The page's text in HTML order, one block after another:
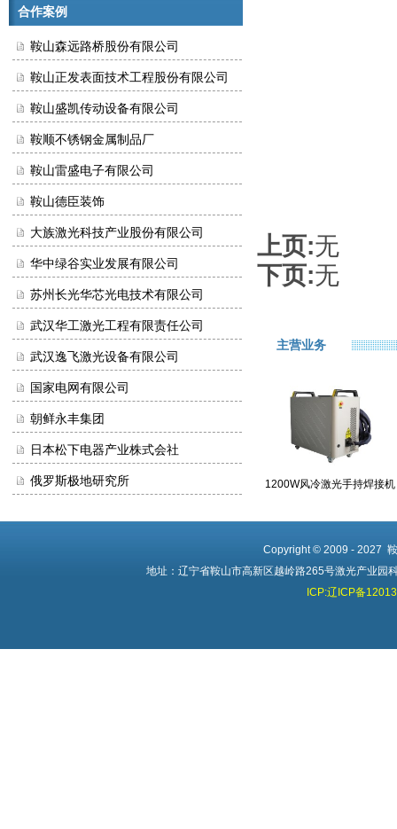
合作案例
鞍山森远路桥股份有限公司
鞍山正发表面技术工程股份有限公司
鞍山盛凯传动设备有限公司
鞍顺不锈钢金属制品厂
鞍山雷盛电子有限公司
鞍山德臣装饰
大族激光科技产业股份有限公司
华中绿谷实业发展有限公司
苏州长光华芯光电技术有限公司
武汉华工激光工程有限责任公司
武汉逸飞激光设备有限公司
国家电网有限公司
朝鲜永丰集团
日本松下电器产业株式会社
俄罗斯极地研究所
上页:无
下页:无
主营业务
1200W风冷激光手持焊接机
Copyright © 2009 - 2027
地址：辽宁省鞍山市高新区越岭路265号激光产
ICP:辽ICP备